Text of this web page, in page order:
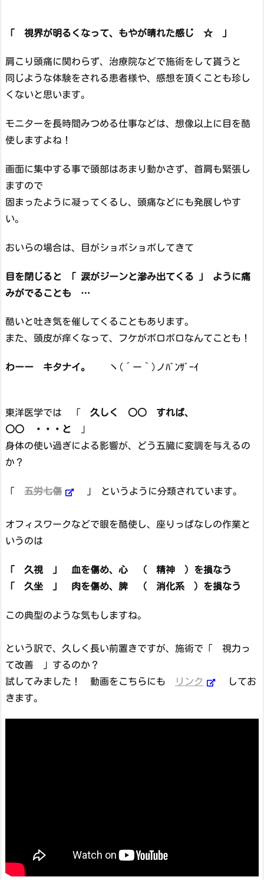
「 視界が明るくなって、もやが晴れた感じ ☆ 」
肩こり頭痛に関わらず、治療院などで施術をして貰うと
同じような体験をされる患者様や、感想を頂くことも珍し
くないと思います。
モニターを長時間みつめる仕事などは、想像以上に目を酷
使しますよね！
画面に集中する事で頭部はあまり動かさず、首肩も緊張し
ますので
固まったように凝ってくるし、頭痛などにも発展しやす
い。
おいらの場合は、目がショボショボしてきて
目を閉じると 「 涙がジーンと滲み出てくる 」 ように痛
みがでることも …
酷いと吐き気を催してくることもあります。
また、頭皮が痒くなって、フケがボロボロなんてことも！
わーー キタナイ。 ヽ(´ー｀)ノﾊﾞﾝｻﾞｰｲ
東洋医学では 「 久しく ○○ すれば、
○○ ・・・と 」
身体の使い過ぎによる影響が、どう五臓に変調を与えるの
か？
五労七傷 」 というように分類されています。
オフィスワークなどで眼を酷使し、座りっぱなしの作業と
いうのは
「 久視 」 血を傷め、心 （ 精神 ）を損なう
「 久坐 」 肉を傷め、脾 （ 消化系 ）を損なう
この典型のような気もしますね。
という訳で、久しく長い前置きですが、施術で「 視力っ
て改善 」するのか？
試してみました！ 動画をこちらにも
リンク
してお
きます。